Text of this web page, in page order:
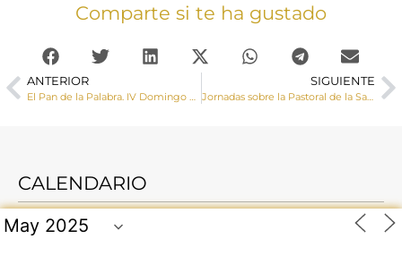
Comparte si te ha gustado
ANTERIOR
El Pan de la Palabra. IV Domingo del Tiempo Ordinario
SIGUIENTE
Jornadas sobre la Pastoral de la Salud en la Diócesis
CALENDARIO